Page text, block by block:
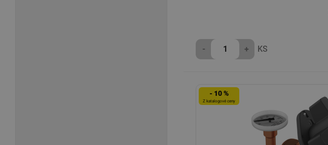
- + KS
- 10 %
Z katalogové ceny